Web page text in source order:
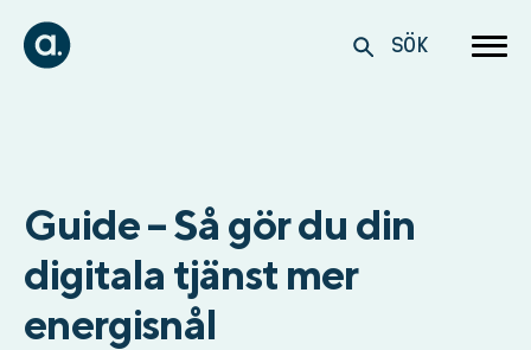
SÖK
Guide – Så gör du din
digitala tjänst mer
energisnål